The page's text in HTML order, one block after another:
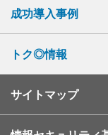
成功導入事例
トク◎情報
サイトマップ